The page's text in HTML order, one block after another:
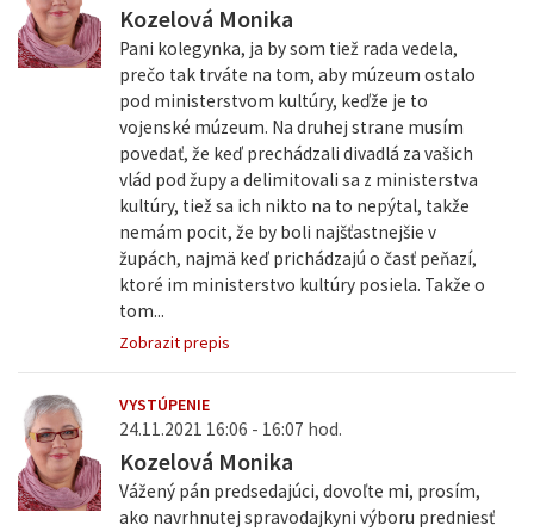
Kozelová Monika
Pani kolegynka, ja by som tiež rada vedela,
prečo tak trváte na tom, aby múzeum ostalo
pod ministerstvom kultúry, keďže je to
vojenské múzeum. Na druhej strane musím
povedať, že keď prechádzali divadlá za vašich
vlád pod župy a delimitovali sa z ministerstva
kultúry, tiež sa ich nikto na to nepýtal, takže
nemám pocit, že by boli najšťastnejšie v
župách, najmä keď prichádzajú o časť peňazí,
ktoré im ministerstvo kultúry posiela. Takže o
tom...
Zobrazit prepis
VYSTÚPENIE
24.11.2021 16:06 - 16:07 hod.
Kozelová Monika
Vážený pán predsedajúci, dovoľte mi, prosím,
ako navrhnutej spravodajkyni výboru predniesť